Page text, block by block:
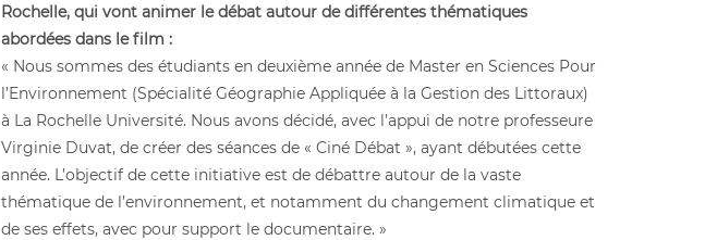
Rochelle, qui vont animer le débat autour de différentes thématiques
abordées dans le film :
« Nous sommes des étudiants en deuxième année de Master en Sciences Pour
l’Environnement (Spécialité Géographie Appliquée à la Gestion des Littoraux)
à La Rochelle Université. Nous avons décidé, avec l’appui de notre professeure
Virginie Duvat, de créer des séances de « Ciné Débat », ayant débutées cette
année. L’objectif de cette initiative est de débattre autour de la vaste
thématique de l’environnement, et notamment du changement climatique et
de ses effets, avec pour support le documentaire. »